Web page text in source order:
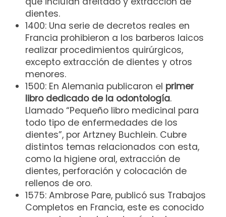
dientes.
1400: Una serie de decretos reales en
Francia prohibieron a los barberos laicos
realizar procedimientos quirúrgicos,
excepto extracción de dientes y otros
menores.
1500: En Alemania publicaron el primer
libro dedicado de la odontología.
Llamado “Pequeño libro medicinal para
todo tipo de enfermedades de los
dientes”, por Artzney Buchlein. Cubre
distintos temas relacionados con esta,
como la higiene oral, extracción de
dientes, perforación y colocación de
rellenos de oro.
1575: Ambrose Pare, publicó sus Trabajos
Completos en Francia, este es conocido